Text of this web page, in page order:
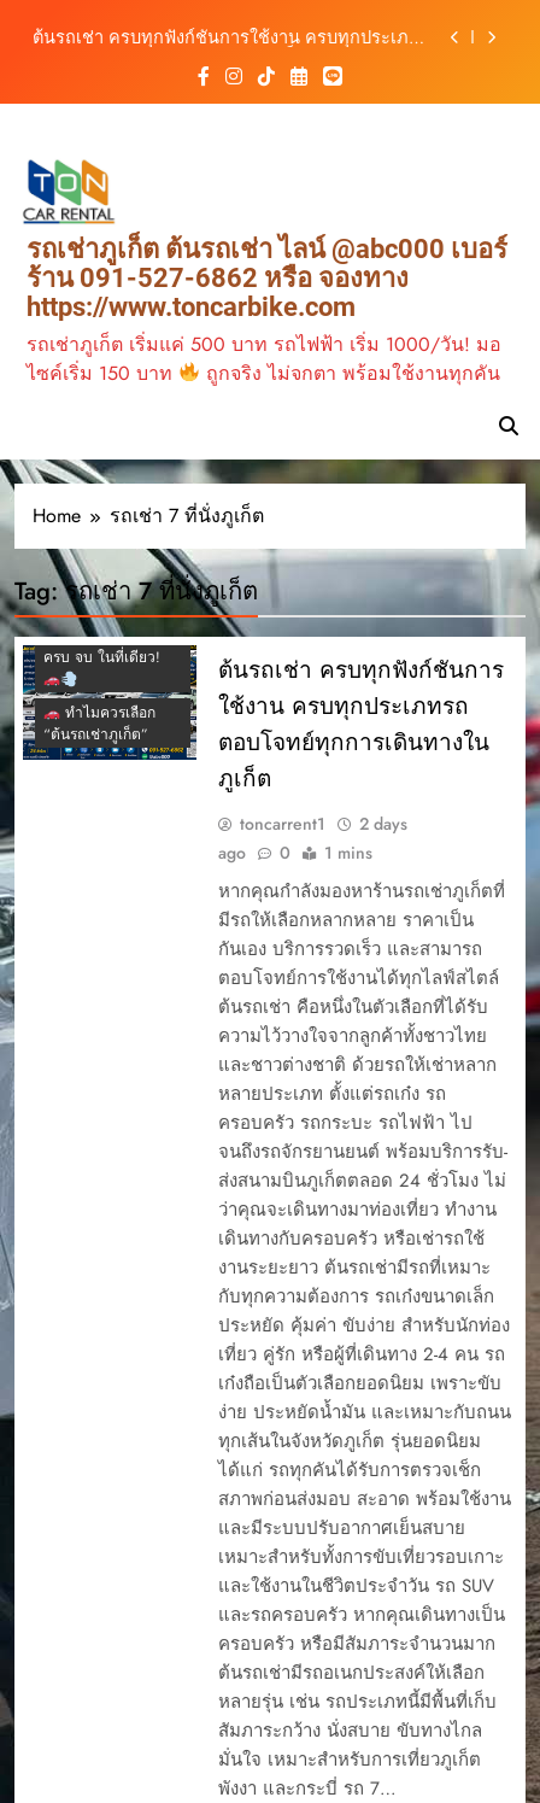
ต้นรถเช่า ครบทุกฟังก์ชันการใช้งาน ครบทุกประเภท
เช่ารถไฟฟ้าร้านต้นรถเช่า ทางเลือกใหม่ของการ
เที่ยวภูเก็ต ขับเงียบ ประหยัด และทันสมัย
เดินทางสะดวกทุกเส้นทาง
เช่ารถมอเตอร์ไซค์ภูเก็ต กับต้นรถเช่า เดินทาง
สะดวก ราคาประหยัด เริ่มต้นเพียง 150 บาท/วัน
ต้นรถเช่า ครบทุกฟังก์ชันการใช้งาน ครบทุกประเภท
รถ ตอบโจทย์ทุกการเดินทางในภูเก็ต
เช่ารถไฟฟ้าร้านต้นรถเช่า ทางเลือกใหม่ของการ
เที่ยวภูเก็ต ขับเงียบ ประหยัด และทันสมัย
รถเช่าภูเก็ต ต้นรถเช่า ไลน์ @abc000 เบอร์
ร้าน 091-527-6862 หรือ จองทาง
https://www.toncarbike.com
รถเช่าภูเก็ต เริ่มแค่ 500 บาท รถไฟฟ้า เริ่ม 1000/วัน! มอ
ไซค์เริ่ม 150 บาท
ถูกจริง ไม่จกตา พร้อมใช้งานทุกคัน
Home รถเช่า 7 ที่นั่งภูเก็ต
Tag:รถเช่า 7 ที่นั่งภูเก็ต
ต้นรถเช่าภูเก็ตราคา
รถเช่ามอเตอร์ไซค์
ภูเก็ต
เช่ารถกับร้านต้นรถ
เช่าภูเก็ตปี2024
บริการเช่ารถราย
เดือน – ต้นรถเช่า
ภูเก็ต
ต้นรถเช่าภูเก็ต:
ครบ จบ ในที่เดียว!
ทำไมควรเลือก
“ต้นรถเช่าภูเก็ต”
ต้นรถเช่า ครบทุกฟังก์ชันการ
ใช้งาน ครบทุกประเภทรถ
ตอบโจทย์ทุกการเดินทางใน
ภูเก็ต
toncarrent1
2 days
ago
0 1 mins
หากคุณกำลังมองหาร้านรถเช่าภูเก็ตที่
มีรถให้เลือกหลากหลาย ราคาเป็น
กันเอง บริการรวดเร็ว และสามารถ
ตอบโจทย์การใช้งานได้ทุกไลฟ์สไตล์
ต้นรถเช่า คือหนึ่งในตัวเลือกที่ได้รับ
ความไว้วางใจจากลูกค้าทั้งชาวไทย
และชาวต่างชาติ ด้วยรถให้เช่าหลาก
หลายประเภท ตั้งแต่รถเก๋ง รถ
ครอบครัว รถกระบะ รถไฟฟ้า ไป
จนถึงรถจักรยานยนต์ พร้อมบริการรับ-
ส่งสนามบินภูเก็ตตลอด 24 ชั่วโมง ไม่
ว่าคุณจะเดินทางมาท่องเที่ยว ทำงาน
เดินทางกับครอบครัว หรือเช่ารถใช้
งานระยะยาว ต้นรถเช่ามีรถที่เหมาะ
กับทุกความต้องการ รถเก๋งขนาดเล็ก
ประหยัด คุ้มค่า ขับง่าย สำหรับนักท่อง
เที่ยว คู่รัก หรือผู้ที่เดินทาง 2-4 คน รถ
เก๋งถือเป็นตัวเลือกยอดนิยม เพราะขับ
ง่าย ประหยัดน้ำมัน และเหมาะกับถนน
ทุกเส้นในจังหวัดภูเก็ต รุ่นยอดนิยม
ได้แก่ รถทุกคันได้รับการตรวจเช็ก
สภาพก่อนส่งมอบ สะอาด พร้อมใช้งาน
และมีระบบปรับอากาศเย็นสบาย
เหมาะสำหรับทั้งการขับเที่ยวรอบเกาะ
และใช้งานในชีวิตประจำวัน รถ SUV
และรถครอบครัว หากคุณเดินทางเป็น
ครอบครัว หรือมีสัมภาระจำนวนมาก
ต้นรถเช่ามีรถอเนกประสงค์ให้เลือก
หลายรุ่น เช่น รถประเภทนี้มีพื้นที่เก็บ
สัมภาระกว้าง นั่งสบาย ขับทางไกล
มั่นใจ เหมาะสำหรับการเที่ยวภูเก็ต
พังงา และกระบี่ รถ 7…